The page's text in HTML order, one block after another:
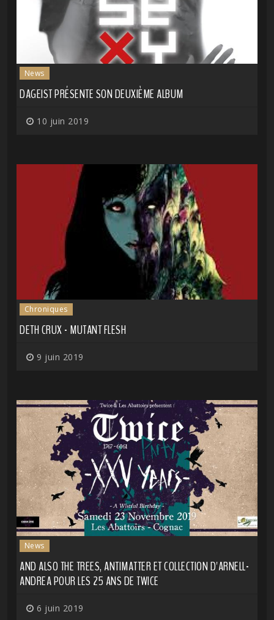
News
DAGEIST PRÉSENTE SON DEUXIÈME ALBUM
10 juin 2019
Chroniques
DETH CRUX - MUTANT FLESH
9 juin 2019
News
AND ALSO THE TREES, ANTIMATTER ET COLLECTION D'ARNELL-
ANDREA POUR LES 25 ANS DE TWICE
6 juin 2019